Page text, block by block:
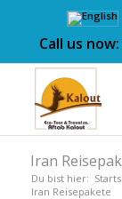
Call us
Iran
Du bist hier:
Iran Reisepakete